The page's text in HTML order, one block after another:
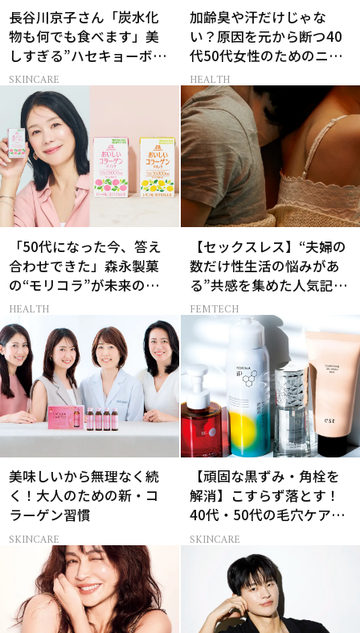
長谷川京子さん「炭水化
物も何でも食べます」美
しすぎる”ハセキョーボデ
ィ”を作る秘訣
SKINCARE
加齢臭や汗だけじゃな
い？原因を元から断つ40
代50代女性のためのニオ
イケア
HEALTH
「50代になった今、答え
合わせできた」森永製菓
の“モリコラ”が未来のキ
レイを連れてくる！
HEALTH
【セックスレス】“夫婦の
数だけ性生活の悩みがあ
る”共感を集めた人気記事
10選
FEMTECH
美味しいから無理なく続
く！大人のための新・コ
ラーゲン習慣
SKINCARE
【頑固な黒ずみ・角栓を
解消】こすらず落とす！
40代・50代の毛穴ケア4
選
SKINCARE